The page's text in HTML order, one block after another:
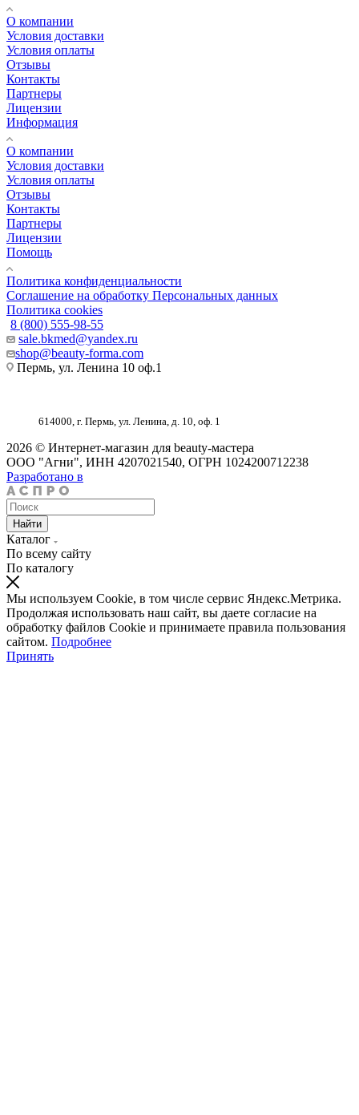
О компании
Условия доставки
Условия оплаты
Отзывы
Контакты
Партнеры
Лицензии
Информация
О компании
Условия доставки
Условия оплаты
Отзывы
Контакты
Партнеры
Лицензии
Помощь
Политика конфиденциальности
Соглашение на обработку Персональных данных
Политика cookies
8 (800) 555-98-55
sale.bkmed@yandex.ru
shop@beauty-forma.com
Пермь, ул. Ленина 10 оф.1
614000, г. Пермь, ул. Ленина, д. 10, оф. 1
2026 © Интернет-магазин для beauty-мастера
ООО "Агни", ИНН 4207021540, ОГРН 1024200712238
Разработано в
Найти
Каталог
По всему сайту
По каталогу
Мы используем Cookie, в том числе сервис Яндекс.Метрика.
Продолжая использовать наш сайт, вы даете согласие на
обработку файлов Cookie и принимаете правила пользования
сайтом. Подробнее
Принять